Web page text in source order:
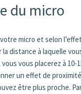
du micro
micro et selon
distance à laquelle
vous placerez à 10-
un effet de
être plus proche.